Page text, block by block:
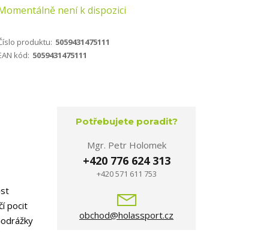
není k dispozici
produktu: 5059431475111
kód: 5059431475111
pocit
Potřebujete poradit?
Mgr. Petr Holomek
+420 776 624 313
+420 571 611 753
obchod@holassport.cz